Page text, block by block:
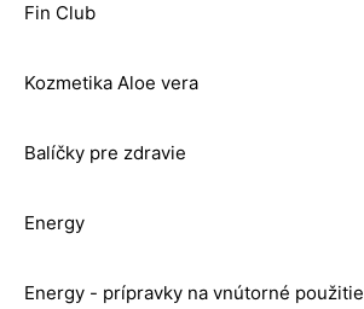
Fin Club
Kozmetika Aloe vera
Balíčky pre zdravie
Energy
Energy - prípravky na vnútorné použitie